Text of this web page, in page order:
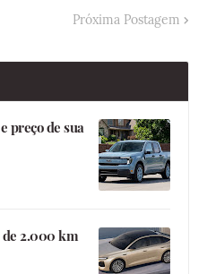
Próxima Postagem
preço de sua
de 2.000 km